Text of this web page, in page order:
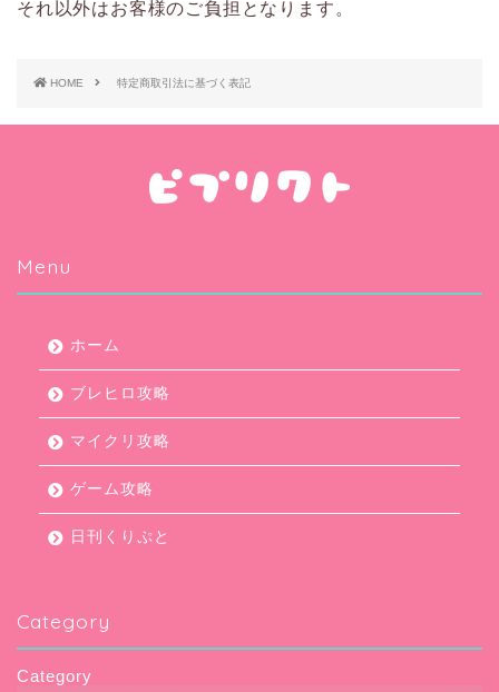
それ以外はお客様のご負担となります。
HOME 特定商取引法に基づく表記
Menu
ホーム
ブレヒロ攻略
マイクリ攻略
ゲーム攻略
日刊くりぷと
Category
Category